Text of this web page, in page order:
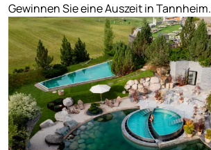
Gewinnen Sie eine Auszeit in Tannheim.